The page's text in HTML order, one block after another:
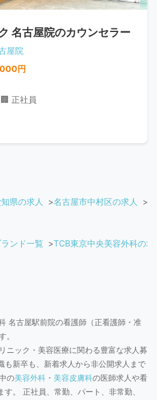
名古屋院のカウンセラー
屋院
円
🏢 正社員
県の求人 名古屋市中村区の求人
ンド一覧 TCB東京中央美容外科の求
名古屋駅前院の看護師（正看護師・准
。
ニック・美容医療に関わる豊富な求人募
も新卒も、新着求人から非公開求人まで
の美容外科 ・ 美容皮膚科の医師求人や看
。 正社員、常勤、パート、非常勤、